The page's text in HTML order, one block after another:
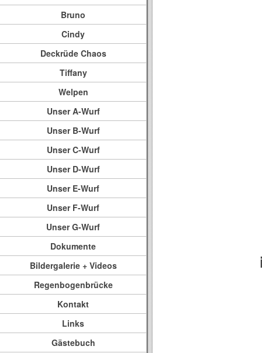
Bruno
Cindy
Deckrüde Chaos
Tiffany
Welpen
Unser A-Wurf
Unser B-Wurf
Unser C-Wurf
Unser D-Wurf
Unser E-Wurf
Unser F-Wurf
Unser G-Wurf
Dokumente
Bildergalerie + Videos
Regenbogenbrücke
Kontakt
Links
Gästebuch